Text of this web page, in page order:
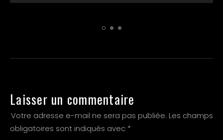
Laisser un commentaire
Votre adresse e-mail ne sera pas publiée. Les champs
obligatoires sont indiqués avec *